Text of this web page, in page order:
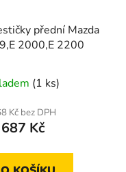
přední Mazda
2000,E 2200
(1 ks)
Kč bez DPH
687 Kč